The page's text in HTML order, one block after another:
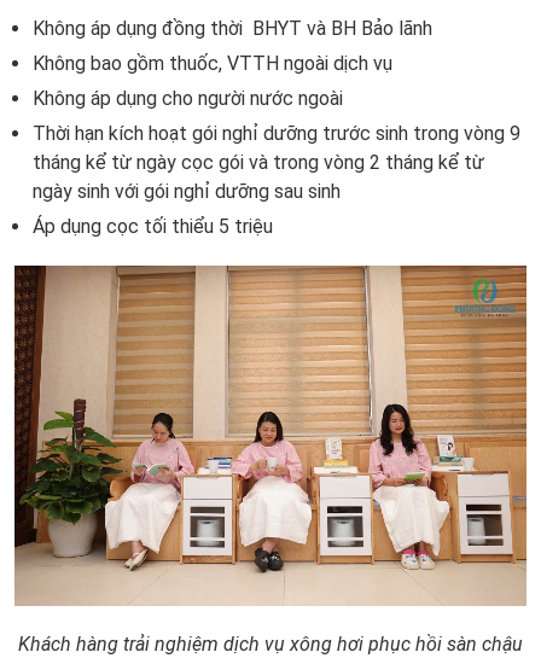
Không áp dụng đồng thời BHYT và BH Bảo lãnh
Không bao gồm thuốc, VTTH ngoài dịch vụ
Không áp dụng cho người nước ngoài
Thời hạn kích hoạt gói nghỉ dưỡng trước sinh trong vòng 9
tháng kể từ ngày cọc gói và trong vòng 2 tháng kể từ
ngày sinh với gói nghỉ dưỡng sau sinh
Áp dụng cọc tối thiểu 5 triệu
Khách hàng trải nghiệm dịch vụ xông hơi phục hồi sàn chậu